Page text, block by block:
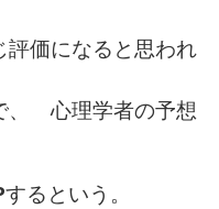
評価になると思われ
、 心理学者の予想
するという。